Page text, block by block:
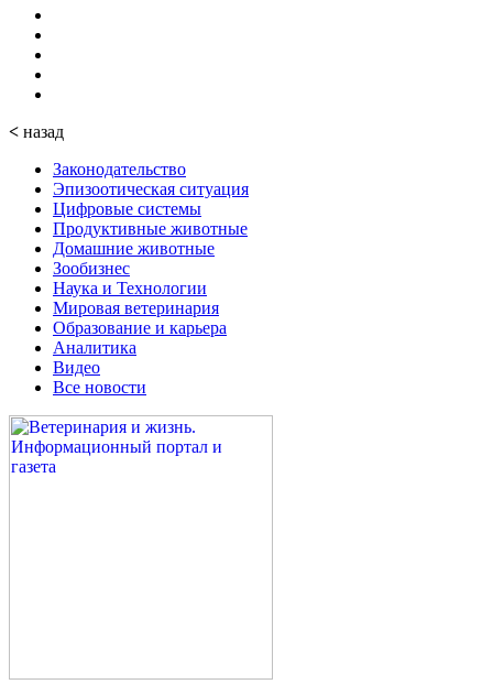
< назад
Законодательство
Эпизоотическая ситуация
Цифровые системы
Продуктивные животные
Домашние животные
Зообизнес
Наука и Технологии
Мировая ветеринария
Образование и карьера
Аналитика
Видео
Все новости